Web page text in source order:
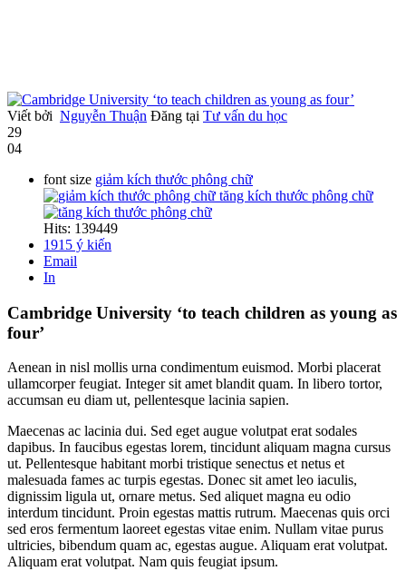
Viết bởi Nguyễn Thuận Đăng tại Tư vấn du học
29
04
font size giảm kích thước phông chữ
tăng kích thước phông chữ
Hits: 139449
1915 ý kiến
Email
In
Cambridge University ‘to teach children as young as
four’
Aenean in nisl mollis urna condimentum euismod. Morbi placerat
ullamcorper feugiat. Integer sit amet blandit quam. In libero tortor,
accumsan eu diam ut, pellentesque lacinia sapien.
Maecenas ac lacinia dui. Sed eget augue volutpat erat sodales
dapibus. In faucibus egestas lorem, tincidunt aliquam magna cursus
ut. Pellentesque habitant morbi tristique senectus et netus et
malesuada fames ac turpis egestas. Donec sit amet leo iaculis,
dignissim ligula ut, ornare metus. Sed aliquet magna eu odio
interdum tincidunt. Proin egestas mattis rutrum. Maecenas quis orci
sed eros fermentum laoreet egestas vitae enim. Nullam vitae purus
ultricies, bibendum quam ac, egestas augue. Aliquam erat volutpat.
Aliquam erat volutpat. Nam quis feugiat ipsum.